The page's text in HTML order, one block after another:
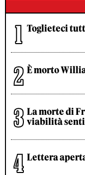
Toglieteci
È morto
La morte di
viabilità
Lettera